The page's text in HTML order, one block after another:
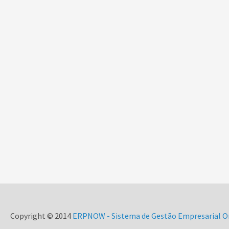
Copyright © 2014 ERPNOW - Sistema de Gestão Empresarial